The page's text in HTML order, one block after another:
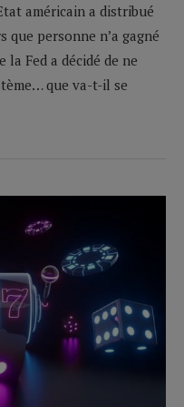
américain a distribué
personne n’a gagné
la Fed a décidé de ne
que va-t-il se